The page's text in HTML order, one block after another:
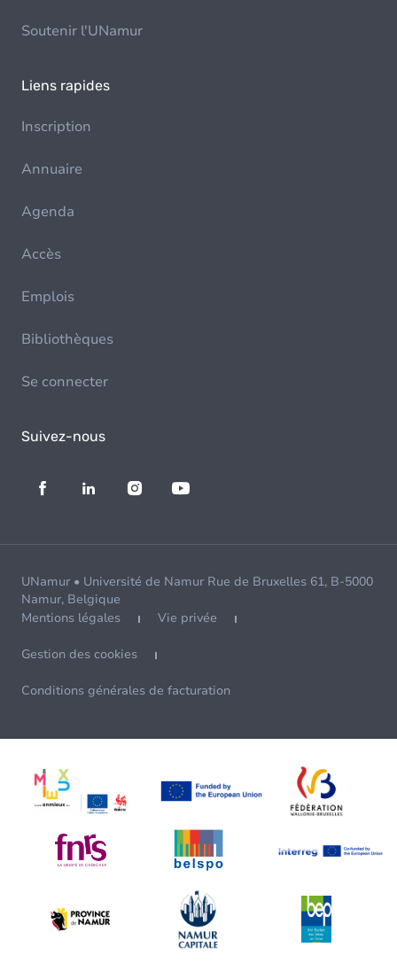
Soutenir l'UNamur
Liens rapides
Inscription
Annuaire
Agenda
Accès
Emplois
Bibliothèques
Se connecter
Suivez-nous
UNamur • Université de Namur Rue de Bruxelles 61, B-5000
Namur, Belgique
Mentions légales
Vie privée
Gestion des cookies
Conditions générales de facturation